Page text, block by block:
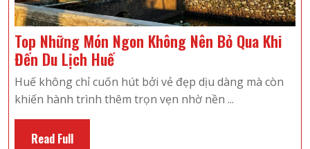
Top Những Món Ngon Không Nên Bỏ Qua Khi
Đến Du Lịch HuếTop
Những
Món
Huế không chỉ cuốn hút bởi vẻ đẹp dịu dàng mà còn
khiến hành trình thêm trọn vẹn nhờ nền ...
Read FullRead